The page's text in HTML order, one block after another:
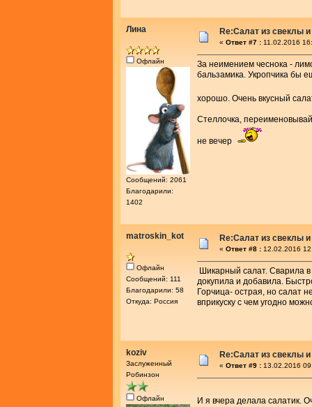
Лина
Офлайн
Сообщений: 2061
Благодарили:
1402
Re:Салат из свеклы
« Ответ #7 : 11.02.2016
За неимением чеснока -
бальзамика. Укропчика бы
хорошо. Очень вкусный
Стеллочка,
не вечер
matroskin_kot
Офлайн
Сообщений: 111
Благодарили: 58
Откуда: Россия
Re:Салат из свеклы
« Ответ #8 : 12.02.2016
Шикарный салат. Сварила в
докупила и добавила.
Горчица- острая, но салат
вприкуску с чем угодно
koziv
Заслуженный
Робинзон
Офлайн
Re:Салат из свеклы
« Ответ #9 : 13.02.2016
И я вчера делала салатик.